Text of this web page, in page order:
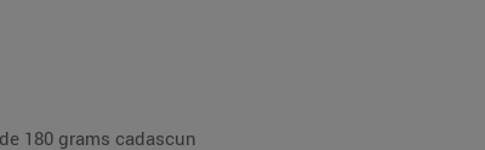
180 grams cadascun